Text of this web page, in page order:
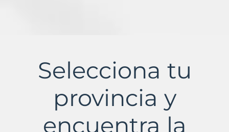
MurbalandsSelecciona tu
provincia y
encuentra la